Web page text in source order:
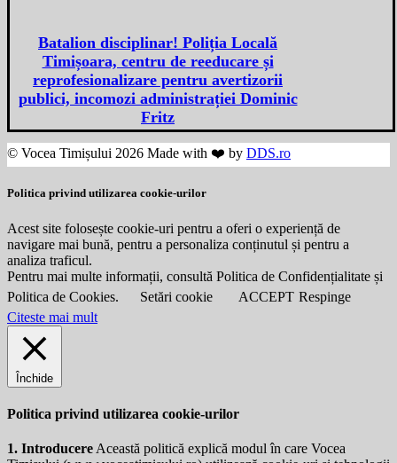
Batalion disciplinar! Poliția Locală
Timișoara, centru de reeducare și
reprofesionalizare pentru avertizorii
publici, incomozi administrației Dominic
Fritz
© Vocea Timișului 2026 Made with ❤️ by DDS.ro
Politica privind utilizarea cookie-urilor
Acest site folosește cookie-uri pentru a oferi o experiență de
navigare mai bună, pentru a personaliza conținutul și pentru a
analiza traficul.
Pentru mai multe informații, consultă Politica de Confidențialitate și
Politica de Cookies.
Setări cookie ACCEPT Respinge
Citeste mai mult
Închide
Politica privind utilizarea cookie-urilor
1. Introducere Această politică explică modul în care Vocea